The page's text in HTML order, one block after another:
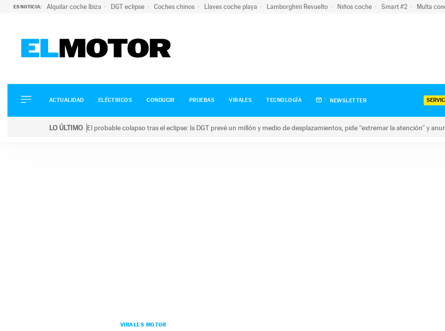
ES NOTICIA: Alquilar coche Ibiza DGT eclipse Coches chinos Llaves coche playa Lamborghini Revuelto Niños coche Smart #2 Multa
ELÉCTRICOS
CONDUCIR
ACTUALIDAD ELÉCTRICOS CONDUCIR PRUEBAS VIRALES TECNOLOGÍA NEWSLETTER
LO ÚLTIMO El probable colapso tras el eclipse: la DGT prevé un millón y medio de desplazamientos, pide “extremar la atención” y
VIRALES MOTOR